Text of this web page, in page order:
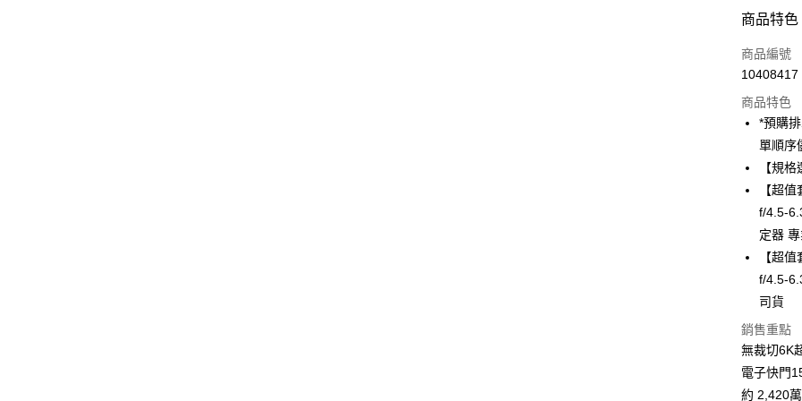
付款方式
信用卡一
3 期
合作金
華南商
國泰世
臺灣中
匯豐（
聯邦商
元大商
台新國
台灣樂
6 期 0
合作金
華南商
上海商
臺灣中
匯豐（
聯邦商
元大商
台新國
台灣樂
12 期
合作金
華南商
上海商
國泰世
匯豐（
聯邦商
元大商
玉山商
台灣樂
LINE Pay
Apple Pay
街口支付
悠遊付
Google
全支付
全盈+PAY
商品特色
商品編號
10408417
商品特色
*預購
單順序
【規
【超
f/4.5-
定器
【超
f/4.5-
司貨
銷售重點
無裁切6K
電子快門
約 2,420